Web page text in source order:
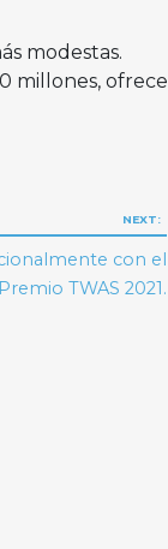
modestas.
millones, ofrece
NEXT:
con el
Premio TWAS 2021.